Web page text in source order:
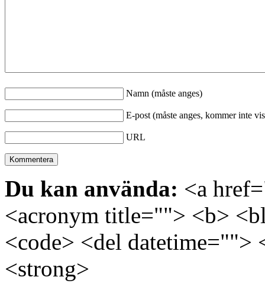
Namn (måste anges)
E-post (måste anges, kommer inte
URL
Du kan använda: <a
<acronym title=""> <b>
<code> <del
<strong>